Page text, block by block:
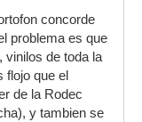
concorde
problema es que
vinilos de toda la
que el
de la Rodec
y tambien se